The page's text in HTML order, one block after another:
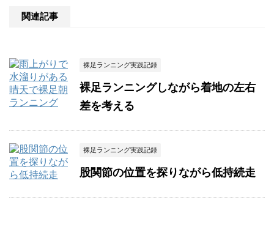
関連記事
裸足ランニング実践記録
裸足ランニングしながら着地の左右
差を考える
裸足ランニング実践記録
股関節の位置を探りながら低持続走